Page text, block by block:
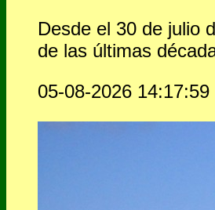
Desde el 30 de julio
de las últimas
05-08-2026 14:17:59